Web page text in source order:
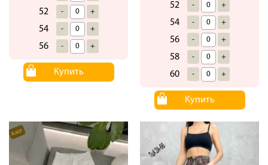
52 - +
54 - +
56 - +
Купить
52 - +
54 - +
56 - +
58 - +
60 - +
Купить